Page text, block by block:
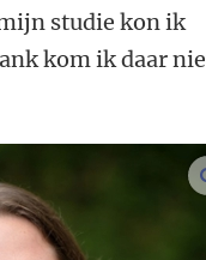
studie kon ik
kom ik daar